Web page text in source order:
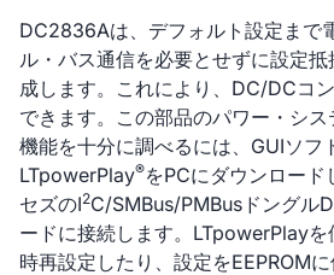
DC2836Aは、デフォルト設定まで
ル・バス通信を必要とせずに設定
成します。これにより、DC/DCコ
できます。この部品のパワー・シス
機能を十分に調べるには、GUIソフ
LTpowerPlay®をPCにダウンロード
セズのI2C/SMBus/PMBusドングル
ードに接続します。LTpowerPlay
時再設定したり、設定をEEPROMに